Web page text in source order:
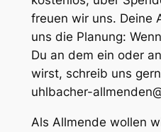
freuen wir uns. Deine
uns die Planung:
Du an dem ein oder
wirst, schreib uns
uhlbacher-
Als Allmende wollen